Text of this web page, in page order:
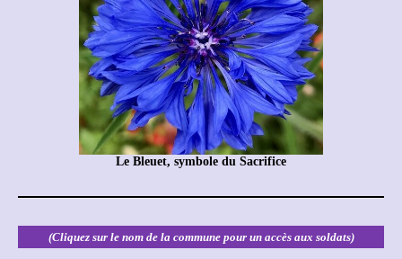
Le Bleuet, symbole du Sacrifice
(Cliquez sur le nom de la commune pour un accès aux soldats)